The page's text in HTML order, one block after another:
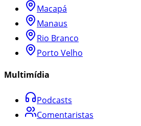
Macapá
Manaus
Rio Branco
Porto Velho
Multimídia
Podcasts
Comentaristas